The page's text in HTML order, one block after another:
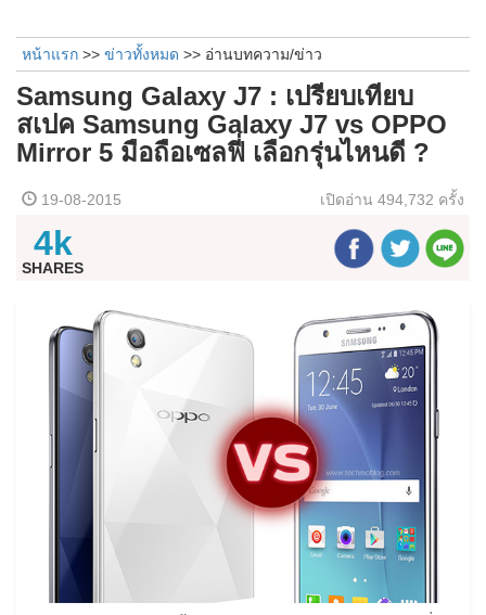
หน้าแรก >> ข่าวทั้งหมด >> อ่านบทความ/ข่าว
Samsung Galaxy J7 : เปรียบเทียบ
สเปค Samsung Galaxy J7 vs OPPO
Mirror 5 มือถือเซลฟี่ เลือกรุ่นไหนดี ?
19-08-2015 เปิดอ่าน 494,732 ครั้ง
4k
SHARES